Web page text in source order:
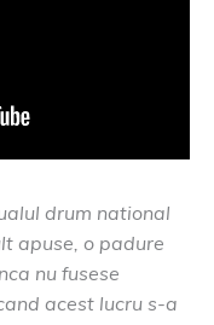
drum national
apuse, o padure
nu fusese
acest lucru s-a